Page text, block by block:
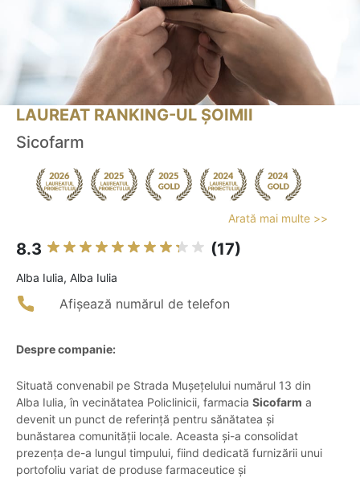
LAUREAT RANKING-UL ȘOIMII
Sicofarm
Arată mai multe >>
8.3 (17)
Alba Iulia, Alba Iulia
Afișează numărul de telefon
Despre companie:
Situată convenabil pe Strada Mușețelului numărul 13 din
Alba Iulia, în vecinătatea Policlinicii, farmacia Sicofarm a
devenit un punct de referință pentru sănătatea și
bunăstarea comunității locale. Aceasta și-a consolidat
prezența de-a lungul timpului, fiind dedicată furnizării unui
portofoliu variat de produse farmaceutice și